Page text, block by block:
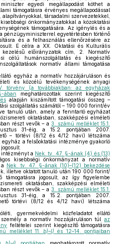
egyedi megállapodást köthet a
támogatásra érvényes megállapodással
társadalmi szervezetekkel,
önkormányzatokkal a közoktatási
támogatására. Az igénylés és a
pénzügyminiszterrel egyetértésben történő
és a felhasználás ellenőrzésére az
E célra a XX. Oktatási és Kulturális
kezelésű előirányzatok cím, 2. Normatív
célú humánszolgáltatás és kiegészítő
normatív állami támogatása
egyház a normatív hozzájáruláson és
és közcélú tevékenységének anyagi
törvény (a továbbiakban: az egyházak
ában meghatározottak szerint kiegészítő
alapján kiszámított támogatási összeg –
szolgáltatás számától – 190 000 forint/év
tanuló után, amely a fenntartó egyházat
oktatásban, szakképzési elméleti
részt vevők – a3. számú melléklet 15.1.
31-éig, a 15.2. pontjában 2007.
– törtévi (8/12 és 4/12 havi) létszáma
a felsőoktatási intézménye gyakorló
intézményt a Nek. tv. 47. §-ának (4) és (13)
kisebbségi önkormányzat a normatív
Nek. tv. 47. §-ának (10)–(12) bekezdése
illetve oktatott tanuló után 190 000 forint/
támogatásra jogosult, az így figyelembe
oktatásban, szakképzési elméleti
részt vevők – a3. számú melléklet 15.1.
31-éig, a 15.2. pontjában 2007.
törtévi (8/12 és 4/12 havi) létszáma
gyermekvédelmi közfeladatot ellátó
a normatív hozzájáruláson túl az
feltételei szerint kiegészítő támogatásra
melléklet 11.b)–l) és 12–14. pontjaiban